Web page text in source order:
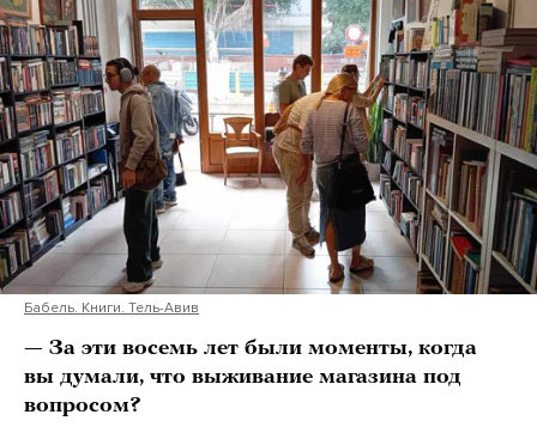
Бабель. Книги. Тель-Авив
— За эти восемь лет были моменты, когда
вы думали, что выживание магазина под
вопросом?